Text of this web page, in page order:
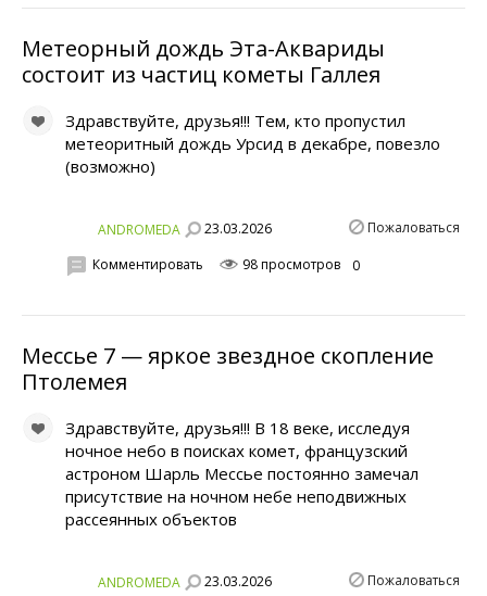
Метеорный дождь Эта-Аквариды
состоит из частиц кометы Галлея
Здравствуйте, друзья!!! Тем, кто пропустил
метеоритный дождь Урсид в декабре, повезло
(возможно)
ANDROMEDA 23.03.2026 Пожаловаться
Комментировать 98 просмотров 0
Мессье 7 — яркое звездное скопление
Птолемея
Здравствуйте, друзья!!! В 18 веке, исследуя
ночное небо в поисках комет, французский
астроном Шарль Мессье постоянно замечал
присутствие на ночном небе неподвижных
рассеянных объектов
ANDROMEDA 23.03.2026 Пожаловаться